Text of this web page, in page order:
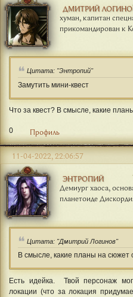
ДМИТРИЙ
хуман, капитан
прикомандирован к
Цитата: "Энтропий"
Замутить мини-квест
Что за квест? В смысле, какие
0 Профиль
ЭНТРОПИЙ
Демиург хаоса,
планетоиде
11-04-2022, 22:06:57
Цитата: "Дмитрий Логинов"
В смысле, какие планы на сюжет
Есть идейка.
Твой персонаж
локации (что за локация